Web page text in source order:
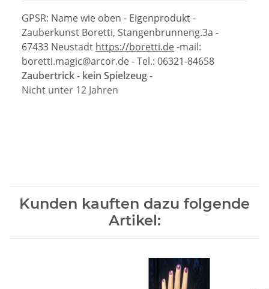
GPSR: Name wie oben - Eigenprodukt -
Zauberkunst Boretti, Stangenbrunneng.3a -
67433 Neustadt https://boretti.de-mail:
boretti.magic@arcor.de - Tel.: 06321-84658
Zaubertrick - kein Spielzeug -
Nicht unter 12 Jahren
Kunden kauften dazu folgende
Artikel: